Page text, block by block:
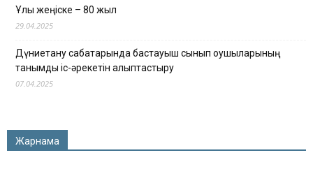
Ұлы жеңіске – 80 жыл
29.04.2025
Дүниетану сабақтарында бастауыш сынып оқушыларының
танымдық іс-әрекетін қалыптастыру
07.04.2025
Жарнама